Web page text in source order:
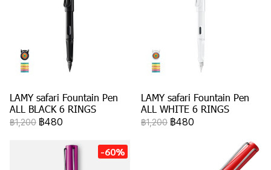
LAMY safari Fountain Pen
ALL BLACK 6 RINGS
฿1,200 ฿480
LAMY safari Fountain Pen
ALL WHITE 6 RINGS
฿1,200 ฿480
-60%